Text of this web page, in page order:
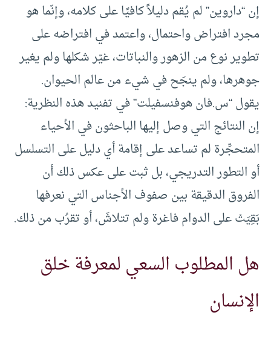
إن “داروين” لم يُقم دليلاً كافيًا على كلامه، وإنّما هو
مجرد افتراض واحتمال، واعتمد في افتراضه على
تطوير نوع من الزهور والنباتات، غيّر شكلها ولم يغير
جوهرها، ولم ينجَح في شيء من عالم الحيوان.
يقول “س.فان هوفنسفيلت” في تفنيد هذه النظرية:
إن النتائج التي وصل إليها الباحثون في الأحياء
المتحجِّرة لم تساعد على إقامة أي دليل على التسلسل
أو التطور التدريجي، بل ثبت على عكس ذلك أن
الفروق الدقيقة بين صفوف الأجناس التي نعرفها
بَقِيَتْ على الدوام فاغرة ولم تتلاشَ، أو تقرُب من ذلك.
هل المطلوب السعي لمعرفة خلق
الإنسان